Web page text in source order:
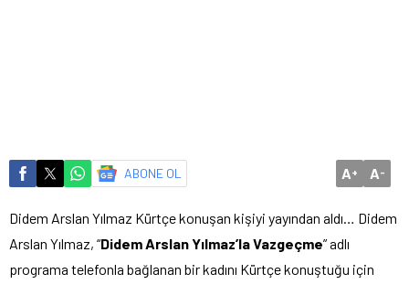
ABONE OL A+ A-
Didem Arslan Yılmaz Kürtçe konuşan kişiyi yayından aldı… Didem
Arslan Yılmaz, “Didem Arslan Yılmaz’la Vazgeçme” adlı
programa telefonla bağlanan bir kadını Kürtçe konuştuğu için